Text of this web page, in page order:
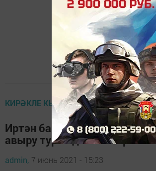
Авторизоваться
КИРӘКЛЕ КЫЗЫКЛАР САНДЫГЫ
Иртән баш авырту нинди
авыру турында кисәтергә
admin, 7 июнь 2021 - 15:23